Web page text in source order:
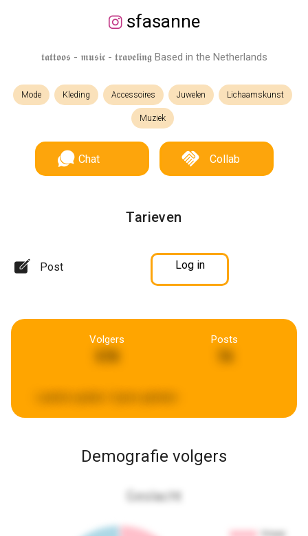
sfasanne
𝖙𝖆𝖙𝖙𝖔𝖔𝖘 - 𝖒𝖚𝖘𝖎𝖈 - 𝖙𝖗𝖆𝖛𝖊𝖑𝖎𝖓𝖌 Based in the Netherlands
Mode Kleding Accessoires Juwelen Lichaamskunst
Muziek
Chat Collab
Tarieven
Post Log in
Volgers Posts
Demografie volgers
Geslacht